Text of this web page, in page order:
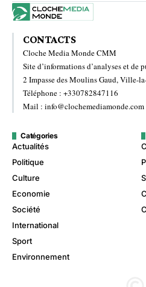
CONTACTS
Cloche Media Monde CMM
Site d’informations d’analyses et de
2 Impasse des Moulins Gaud, Ville-
Téléphone : +330782847116
Mail : info@clochemediamonde.com
Catégories
Actualités
Politique
Culture
Economie
Société
International
Sport
Environnement